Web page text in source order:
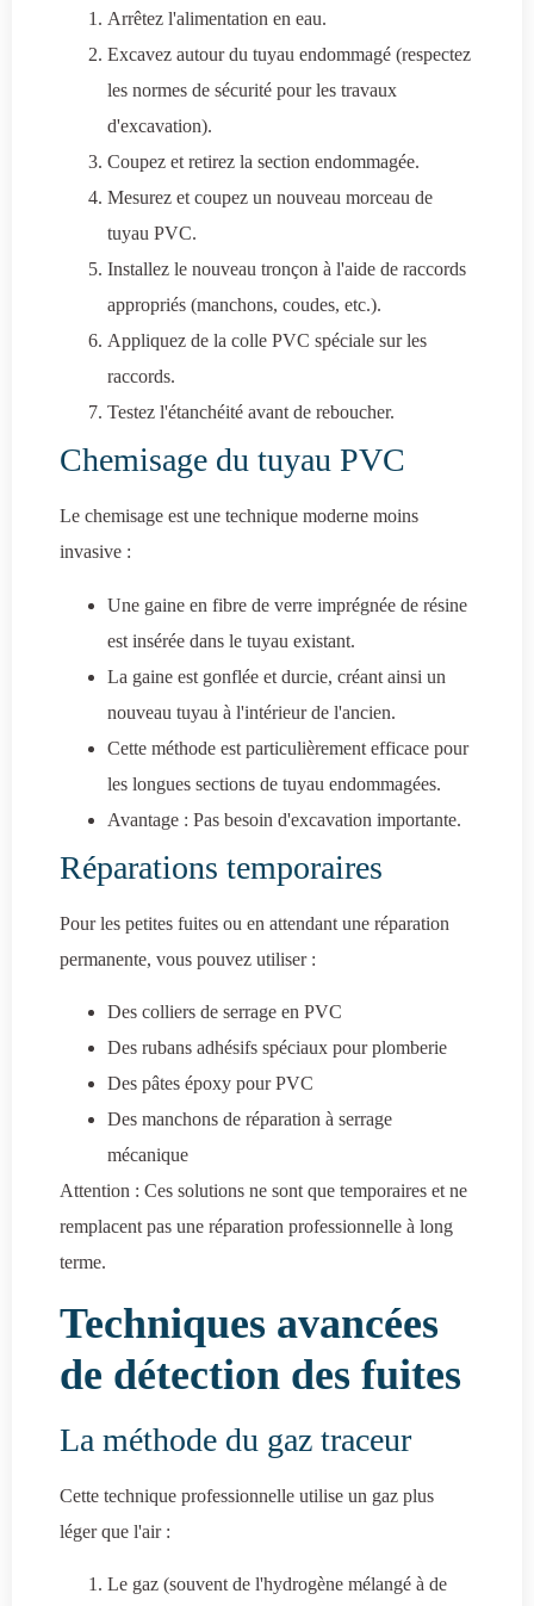
Arrêtez l'alimentation en eau.
Excavez autour du tuyau endommagé (respectez
les normes de sécurité pour les travaux
d'excavation).
Coupez et retirez la section endommagée.
Mesurez et coupez un nouveau morceau de
tuyau PVC.
Installez le nouveau tronçon à l'aide de raccords
appropriés (manchons, coudes, etc.).
Appliquez de la colle PVC spéciale sur les
raccords.
Testez l'étanchéité avant de reboucher.
Chemisage du tuyau PVC
Le chemisage est une technique moderne moins
invasive :
Une gaine en fibre de verre imprégnée de résine
est insérée dans le tuyau existant.
La gaine est gonflée et durcie, créant ainsi un
nouveau tuyau à l'intérieur de l'ancien.
Cette méthode est particulièrement efficace pour
les longues sections de tuyau endommagées.
Avantage : Pas besoin d'excavation importante.
Réparations temporaires
Pour les petites fuites ou en attendant une réparation
permanente, vous pouvez utiliser :
Des colliers de serrage en PVC
Des rubans adhésifs spéciaux pour plomberie
Des pâtes époxy pour PVC
Des manchons de réparation à serrage
mécanique
Attention : Ces solutions ne sont que temporaires et ne
remplacent pas une réparation professionnelle à long
terme.
Techniques avancées
de détection des fuites
La méthode du gaz traceur
Cette technique professionnelle utilise un gaz plus
léger que l'air :
Le gaz (souvent de l'hydrogène mélangé à de